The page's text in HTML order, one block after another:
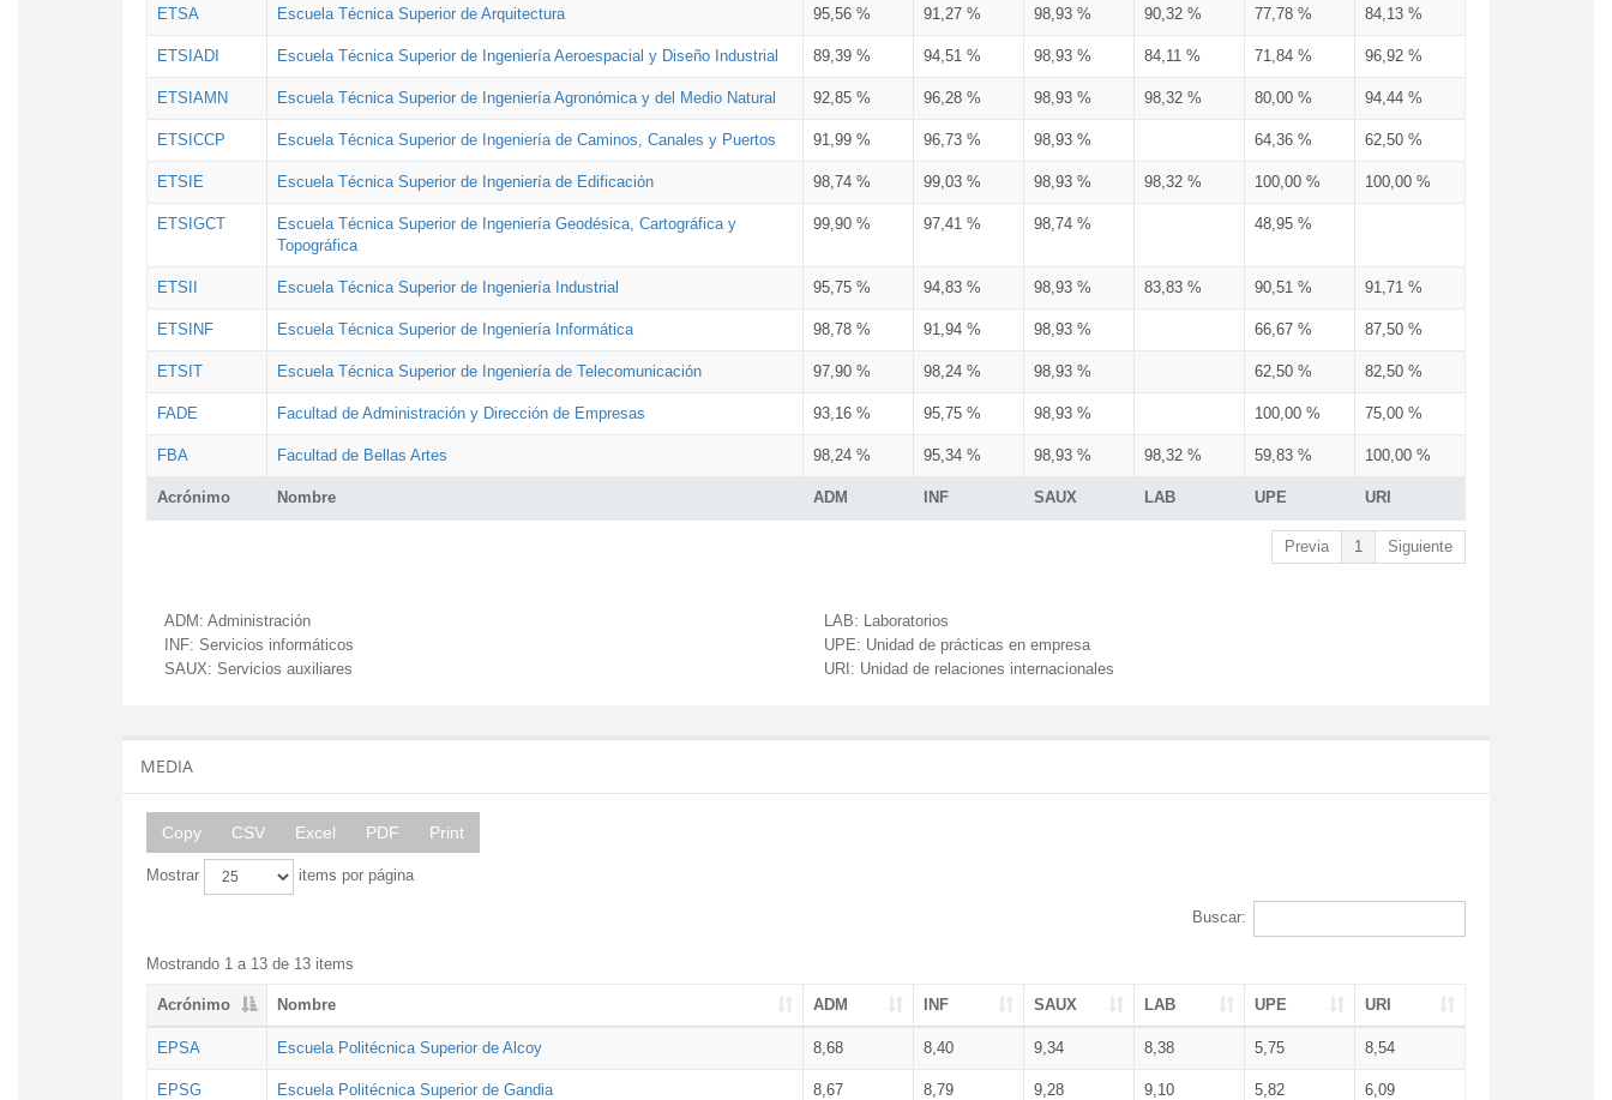
Acrónimo Nombre ADM INF SAUX LAB UPE URI
ETSA Escuela Técnica Superior de Arquitectura 95,56 % 91,27 % 98,93 % 90,32 % 77,78 % 84,13 %
ETSIADI Escuela Técnica Superior de Ingeniería Aeroespacial y Diseño Industrial 89,39 % 94,51 % 98,93 % 84,11 % 71,84 % 96,92 %
ETSIAMN Escuela Técnica Superior de Ingeniería Agronómica y del Medio Natural 92,85 % 96,28 % 98,93 % 98,32 % 80,00 % 94,44 %
ETSICCP Escuela Técnica Superior de Ingeniería de Caminos, Canales y Puertos 91,99 % 96,73 % 98,93 % 64,36 % 62,50 %
ETSIE Escuela Técnica Superior de Ingeniería de Edificación 98,74 % 99,03 % 98,93 % 98,32 % 100,00 % 100,00 %
ETSIGCT
Escuela Técnica Superior de Ingeniería Geodésica, Cartográfica y
Topográfica
99,90 % 97,41 % 98,74 % 48,95 %
ETSII Escuela Técnica Superior de Ingeniería Industrial 95,75 % 94,83 % 98,93 % 83,83 % 90,51 % 91,71 %
ETSINF Escuela Técnica Superior de Ingeniería Informática 98,78 % 91,94 % 98,93 % 66,67 % 87,50 %
ETSIT Escuela Técnica Superior de Ingeniería de Telecomunicación 97,90 % 98,24 % 98,93 % 62,50 % 82,50 %
FADE Facultad de Administración y Dirección de Empresas 93,16 % 95,75 % 98,93 % 100,00 % 75,00 %
FBA Facultad de Bellas Artes 98,24 % 95,34 % 98,93 % 98,32 % 59,83 % 100,00 %
Previa 1 Siguiente
ADM: Administración
INF: Servicios informáticos
SAUX: Servicios auxiliares
LAB: Laboratorios
UPE: Unidad de prácticas en empresa
URI: Unidad de relaciones internacionales
MEDIA
Copy CSV Excel PDF Print
Mostrar items por página
Buscar:
Mostrando 1 a 13 de 13 items
Acrónimo Nombre ADM INF SAUX LAB UPE URI
EPSA Escuela Politécnica Superior de Alcoy 8,68 8,40 9,34 8,38 5,75 8,54
EPSG Escuela Politécnica Superior de Gandia 8,67 8,79 9,28 9,10 5,82 6,09